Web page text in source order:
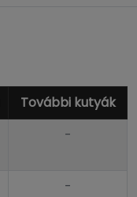
További kutyák
-
-